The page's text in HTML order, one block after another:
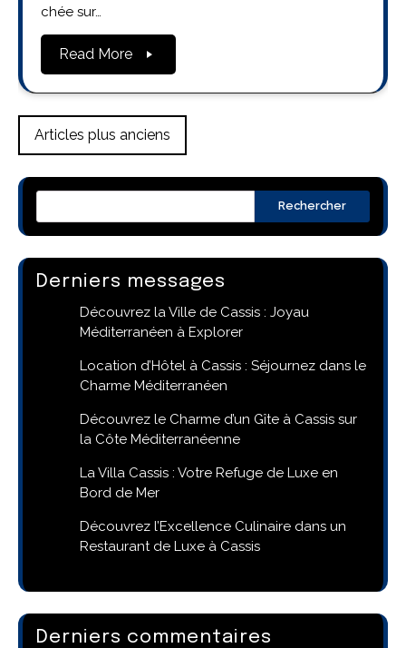
chée sur…
Read More
Navigation
des
articles
Articles plus anciens
Rechercher
Derniers messages
Découvrez la Ville de Cassis : Joyau
Méditerranéen à Explorer
Location d’Hôtel à Cassis : Séjournez dans le
Charme Méditerranéen
Découvrez le Charme d’un Gîte à Cassis sur
la Côte Méditerranéenne
La Villa Cassis : Votre Refuge de Luxe en
Bord de Mer
Découvrez l’Excellence Culinaire dans un
Restaurant de Luxe à Cassis
Derniers commentaires